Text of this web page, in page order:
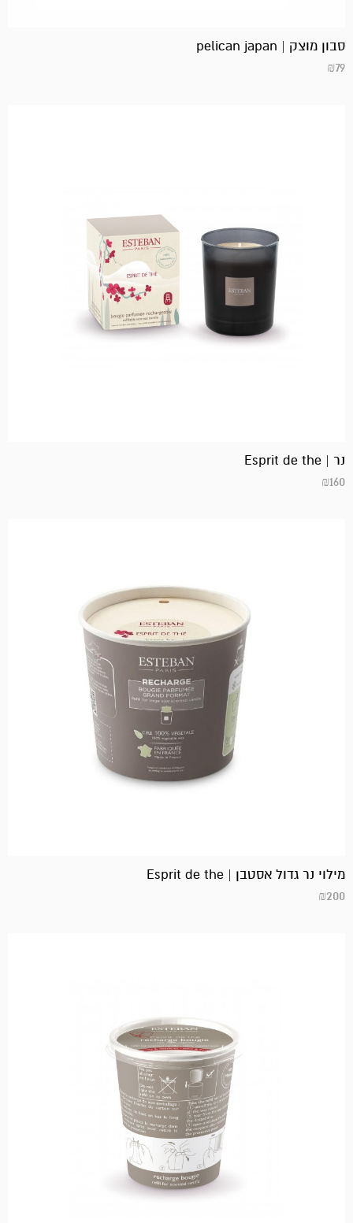
סבון מוצק | pelican japan
₪79
נר | Esprit de the
₪160
מילוי נר גדול אסטבן | Esprit de the
₪200